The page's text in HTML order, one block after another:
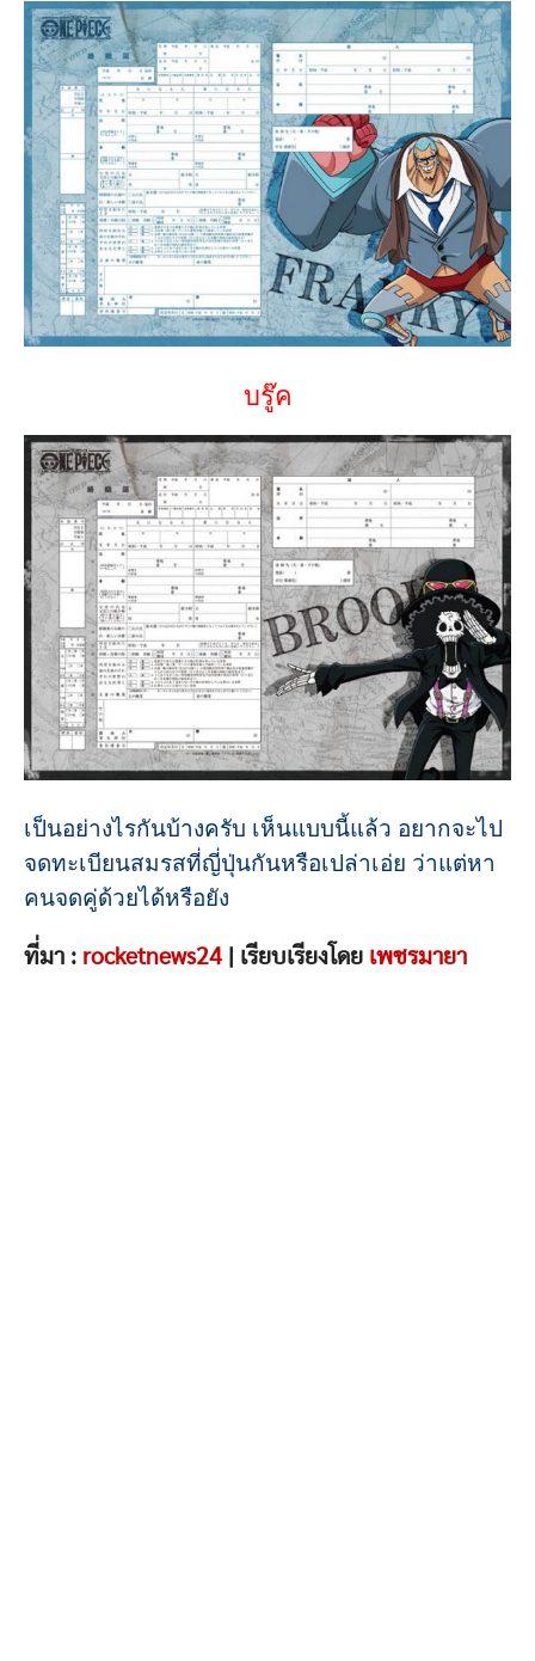
บรู๊ค
เป็นอย่างไรกันบ้างครับ เห็นแบบนี้แล้ว อยากจะไป
จดทะเบียนสมรสที่ญี่ปุ่นกันหรือเปล่าเอ่ย ว่าแต่หา
คนจดคู่ด้วยได้หรือยัง
ที่มา : rocketnews24 | เรียบเรียงโดย เพชรมายา